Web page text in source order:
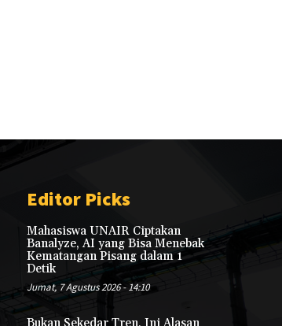
Editor Picks
Mahasiswa UNAIR Ciptakan
Banalyze, AI yang Bisa Menebak
Kematangan Pisang dalam 1
Detik
Jumat, 7 Agustus 2026 - 14:10
Bukan Sekedar Tren, Ini Alasan